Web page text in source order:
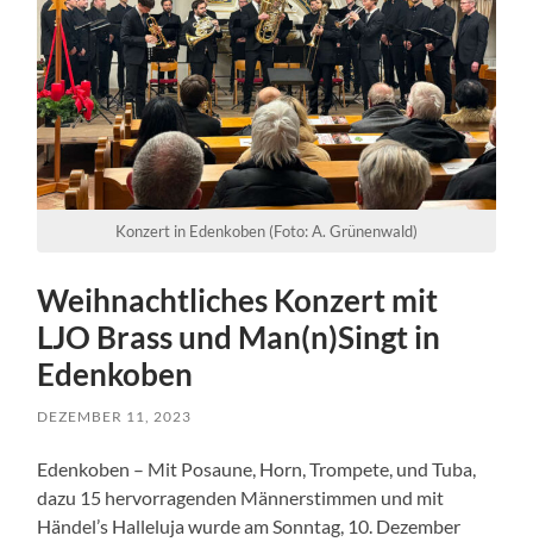
Konzert in Edenkoben (Foto: A. Grünenwald)
Weihnachtliches Konzert mit
LJO Brass und Man(n)Singt in
Edenkoben
DEZEMBER 11, 2023
Edenkoben – Mit Posaune, Horn, Trompete, und Tuba,
dazu 15 hervorragenden Männerstimmen und mit
Händel’s Halleluja wurde am Sonntag, 10. Dezember